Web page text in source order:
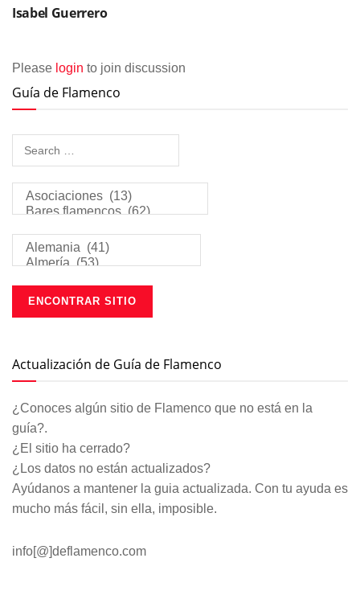
Isabel Guerrero
Please login to join discussion
Guía de Flamenco
Actualización de Guía de Flamenco
¿Conoces algún sitio de Flamenco que no está en la
guía?.
¿El sitio ha cerrado?
¿Los datos no están actualizados?
Ayúdanos a mantener la guia actualizada. Con tu ayuda es
mucho más fácil, sin ella, imposible.
info[@]deflamenco.com